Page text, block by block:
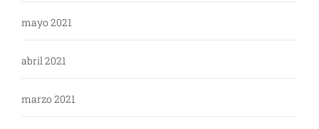
mayo 2021
abril 2021
marzo 2021